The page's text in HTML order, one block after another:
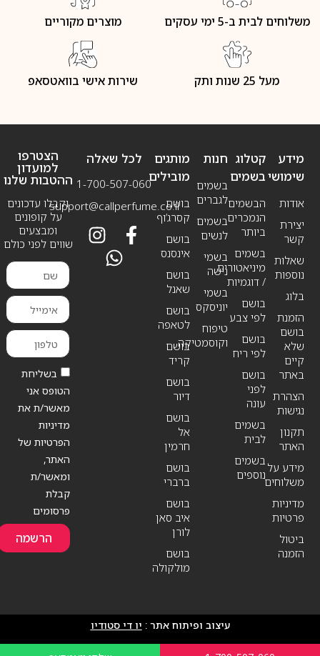
משלוחים לבית ב-5 ימי עסקים מוצרים מקוריים
מעל 25 שנות ותק שירות אישי בוואטסאפ
מידע
שימושי
אודות
יצירת
קשר
שאלות
נוספות
בלוג
הזמנת
בושם
שלא
קיים
באתר
הצהרת
נגישות
תקנון
האתר
מידע על
משלוחים
מדיניות
פרטיות
ביטול
הזמנה
חנות
בשמים
לגברים
בשמים
לנשים
בשמי
נישה
בשמי
יוניסקס
טיפוח
וקוסמטיקה
קטלוג
בשמים
הבשמים
הנמכרים
ביותר
בשמים
מיניאטורים
/ דוגמיות
בושם
לפי צבע
בושם
לפי ריח
בושם
לפני
עונה
בשמים
לבית
בשמים
נוספים
מותגים
מובילים
בושם
קסרג’וף
בושם
אינסנס
בושם
שאנל
בושם
לטאפה
בושם
קריד
בושם
דיור
בושם
אל
חרמין
בושם
ברברי
בושם
איב סאן
לורן
בושם
מולקולה
לכל שאלה
1-700-507-060
support@callperfume.co.il
הצטרפו
למועדון
ההטבות שלנו
וקבלו עדכונים
על קופונים
ומבצעים
שווים לפני כולם
בשליחת
הטופס אני
מאשר/ת את
מדיניות
הפרטיות של
האתר,
ומאשר/ת
קבלת
פרסומים
הרשמה
עיצוב ופיתוח אתר : יו די סטודיו